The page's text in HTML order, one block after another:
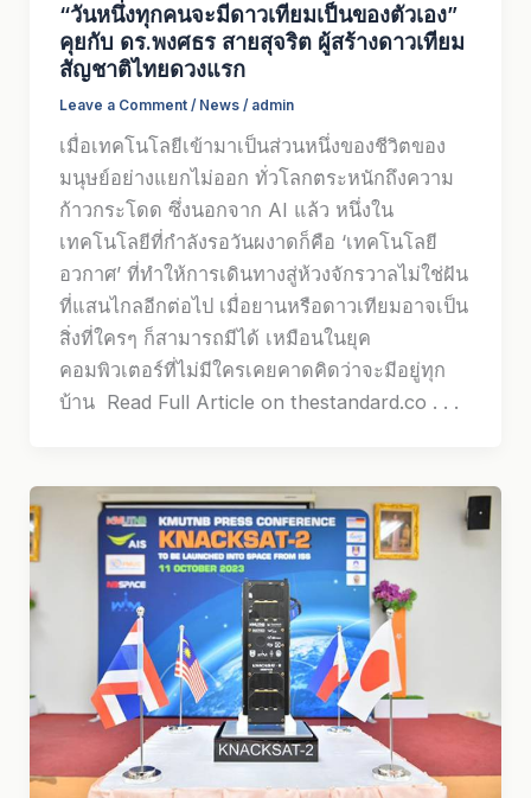
“วันหนึ่งทุกคนจะมีดาวเทียมเป็นของตัวเอง”
คุยกับ ดร.พงศธร สายสุจริต ผู้สร้างดาวเทียม
สัญชาติไทยดวงแรก
Leave a Comment / News/ admin
เมื่อเทคโนโลยีเข้ามาเป็นส่วนหนึ่งของชีวิตของ
มนุษย์อย่างแยกไม่ออก ทั่วโลกตระหนักถึงความ
ก้าวกระโดด ซึ่งนอกจาก AI แล้ว หนึ่งใน
เทคโนโลยีที่กำลังรอวันผงาดก็คือ ‘เทคโนโลยี
อวกาศ’ ที่ทำให้การเดินทางสู่ห้วงจักรวาลไม่ใช่ฝัน
ที่แสนไกลอีกต่อไป เมื่อยานหรือดาวเทียมอาจเป็น
สิ่งที่ใครๆ ก็สามารถมีได้ เหมือนในยุค
คอมพิวเตอร์ที่ไม่มีใครเคยคาดคิดว่าจะมีอยู่ทุก
บ้าน Read Full Article on thestandard.co . . .